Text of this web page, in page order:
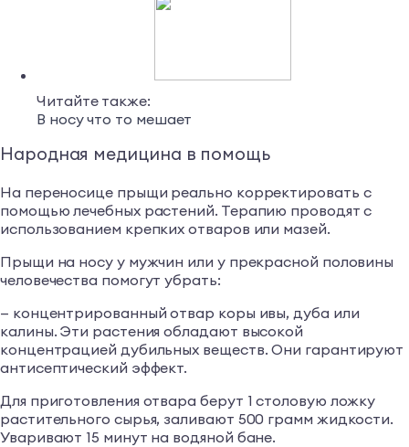
Читайте также:
В носу что то мешает
Народная медицина в помощь
На переносице прыщи реально корректировать с
помощью лечебных растений. Терапию проводят с
использованием крепких отваров или мазей.
Прыщи на носу у мужчин или у прекрасной половины
человечества помогут убрать:
— концентрированный отвар коры ивы, дуба или
калины. Эти растения обладают высокой
концентрацией дубильных веществ. Они гарантируют
антисептический эффект.
Для приготовления отвара берут 1 столовую ложку
растительного сырья, заливают 500 грамм жидкости.
Уваривают 15 минут на водяной бане.